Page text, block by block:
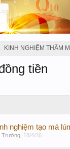
KINH NGHIỆM THẨM
tiền
nghiệm tạo má
Trường 18/4/16